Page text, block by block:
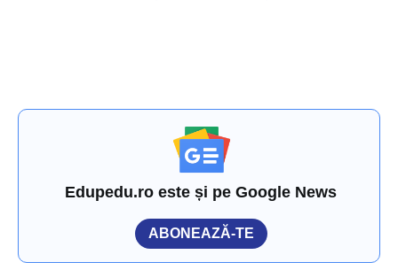
Edupedu.ro este și pe Google News
ABONEAZĂ-TE